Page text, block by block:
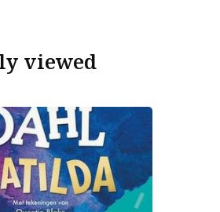
viewed